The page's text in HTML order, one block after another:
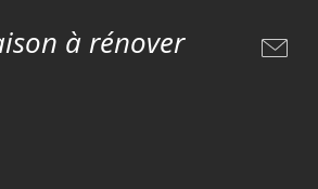
à rénover